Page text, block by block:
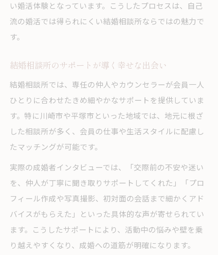
い婚活体験となっています。こうしたプロセスは、自己
流の婚活では得られにくい結婚相談所ならではの魅力で
す。
結婚相談所のサポートが導く幸せな出会い
結婚相談所では、専任の仲人やカウンセラーが会員一人
ひとりに合わせたきめ細やかなサポートを提供していま
す。特に川崎市や平塚市といった地域では、地元に根ざ
した相談所が多く、会員の仕事や生活スタイルに配慮し
たマッチングが可能です。
実際の成婚者インタビューでは、「交際前の不安や迷い
を、仲人が丁寧に聞き取りサポートしてくれた」「プロ
フィール作成や写真撮影、初対面の会話まで細かくアド
バイスがもらえた」といった具体的な声が寄せられてい
ます。こうしたサポートにより、活動中の悩みや壁を乗
り越えやすくなり、成婚への道筋が明確になります。